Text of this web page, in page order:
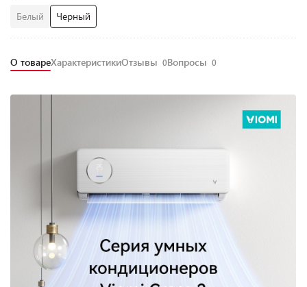
Белый Черный
О товареХарактеристикиОтзывы 0Вопросы 0